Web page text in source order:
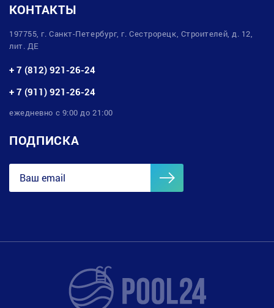
КОНТАКТЫ
197755, г. Санкт-Петербург, г. Сестрорецк, Строителей, д. 12,
лит. ДЕ
+ 7 (812) 921-26-24
+ 7 (911) 921-26-24
ежедневно с 9:00 до 21:00
ПОДПИСКА